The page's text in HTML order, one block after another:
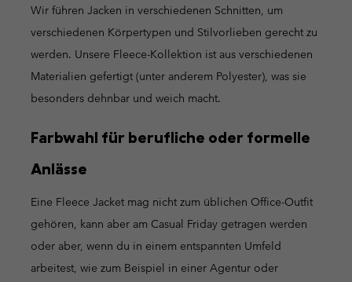
Wir führen Jacken in verschiedenen Schnitten, um
verschiedenen Körpertypen und Stilvorlieben gerecht zu
werden. Unsere Fleece-Kollektion ist aus verschiedenen
Materialien gefertigt (unter anderem Polyester), was sie
besonders dehnbar und weich macht.
Farbwahl für berufliche oder formelle
Anlässe
Eine Fleece Jacket mag nicht zum üblichen Office-Outfit
gehören, kann aber am Casual Friday getragen werden
oder aber, wenn du in einem entspannten Umfeld
arbeitest, wie zum Beispiel in einer Agentur oder